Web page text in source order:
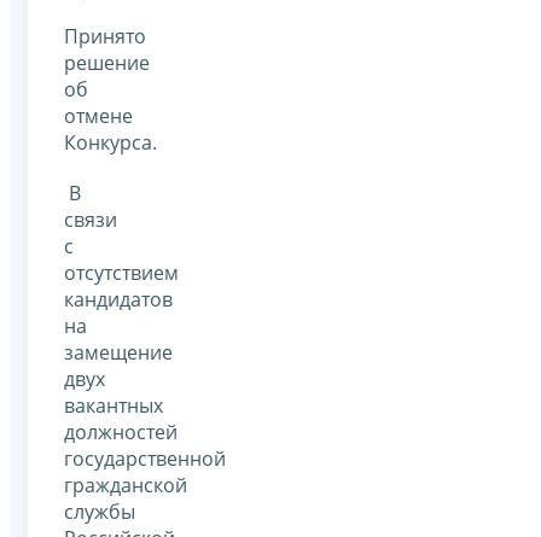
Принято
решение
об
отмене
Конкурса.
В
связи
с
отсутствием
кандидатов
на
замещение
двух
вакантных
должностей
государственной
гражданской
службы